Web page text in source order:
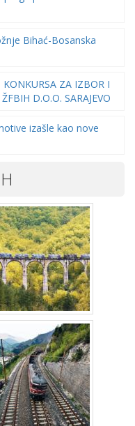
Bihać-Bosanska
KONKURSA ZA IZBOR I
D.O.O. SARAJEVO
izašle kao nove